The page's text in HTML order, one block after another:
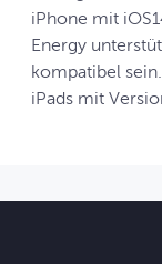
iPhone mit
Energy
kompatibel
iPads mit